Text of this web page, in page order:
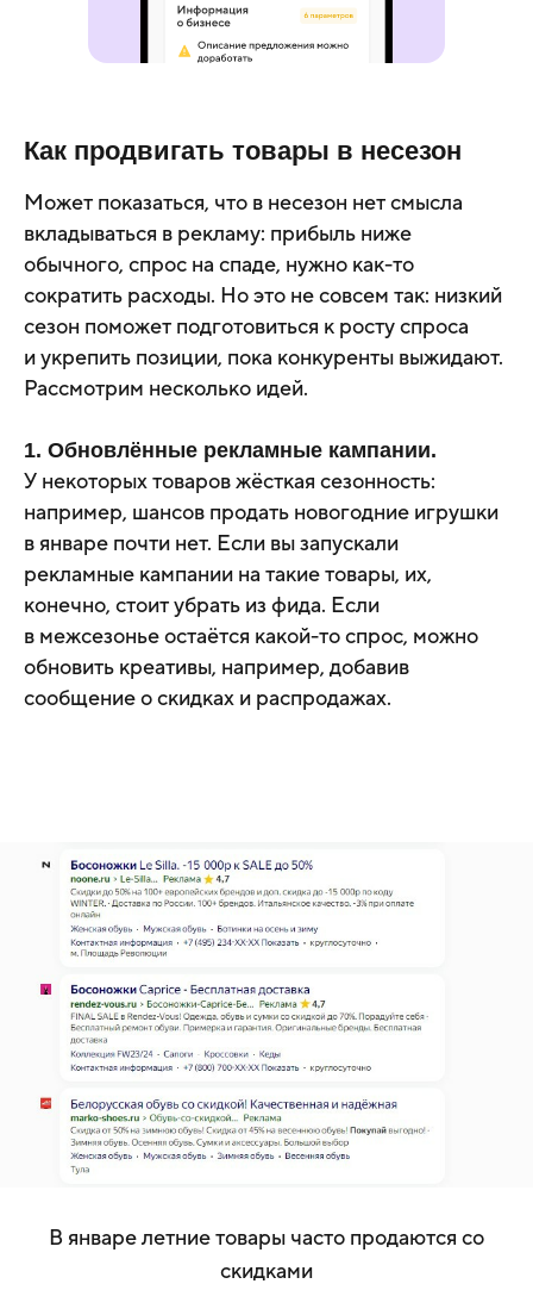
Как продвигать товары в несезон
Может показаться, что в несезон нет смысла
вкладываться в рекламу: прибыль ниже
обычного, спрос на спаде, нужно как-то
сократить расходы. Но это не совсем так: низкий
сезон поможет подготовиться к росту спроса
и укрепить позиции, пока конкуренты выжидают.
Рассмотрим несколько идей.
1. Обновлённые рекламные кампании.
У некоторых товаров жёсткая сезонность:
например, шансов продать новогодние игрушки
в январе почти нет. Если вы запускали
рекламные кампании на такие товары, их,
конечно, стоит убрать из фида. Если
в межсезонье остаётся какой-то спрос, можно
обновить креативы, например, добавив
сообщение о скидках и распродажах.
В январе летние товары часто продаются со
скидками